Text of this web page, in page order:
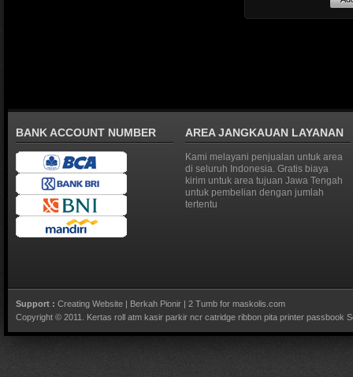
Kami sedia kertas
58x48
58x68
75x60
75x65
75x70
BANK ACCOUNT NUMBER AREA JANGKAUAN LAYANAN
Kami melayani penjualan untuk area
di seluruh Indonesia. Gratis biaya
kirim untuk area tujuan Jawa Tengah
untuk pembelian dengan jumlah
tertentu
Support : Creating Website | Berkah Pionir | 2 Tumb for maskolis.com
Copyright © 2011. Kertas roll atm kasir parkir ncr catridge ribbon pita printer passbook